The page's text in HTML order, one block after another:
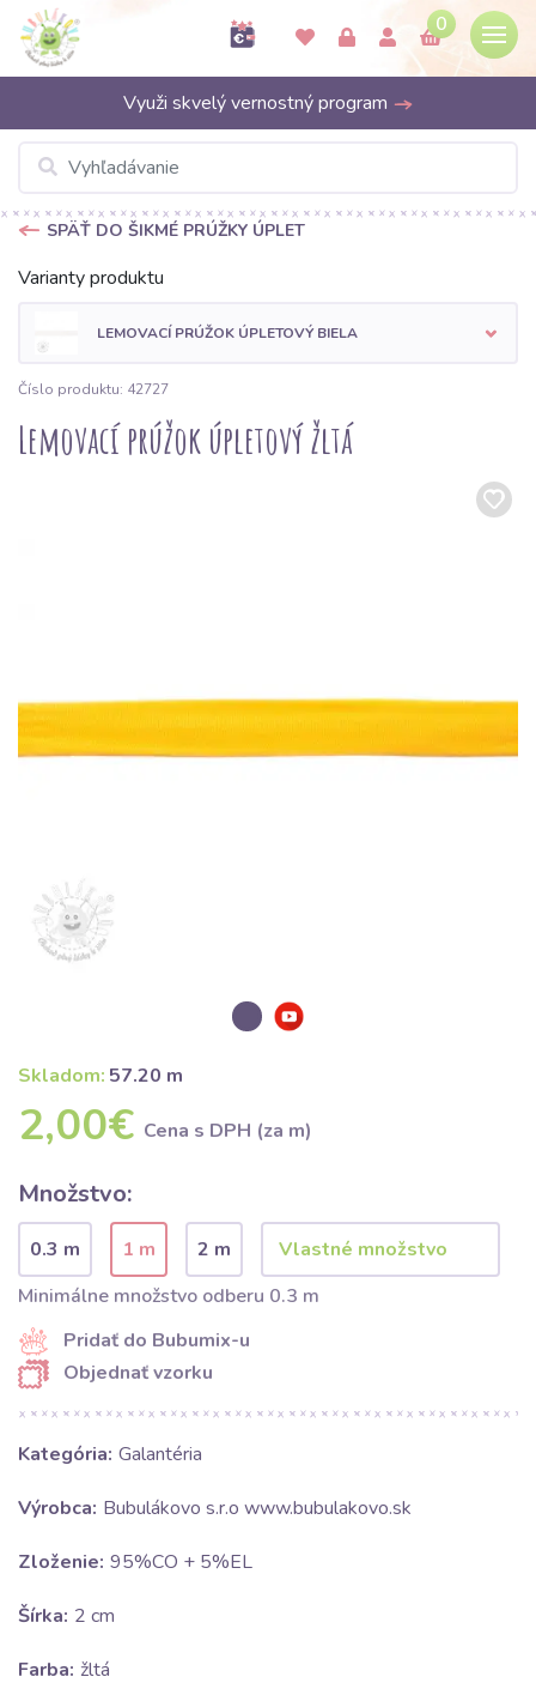
0
Využi skvelý vernostný program
SPÄŤ DO ŠIKMÉ PRÚŽKY ÚPLET
Varianty produktu
LEMOVACÍ PRÚŽOK ÚPLETOVÝ BIELA
Číslo produktu: 42727
Lemovací prúžok úpletový žltá
Skladom: 57.20 m
2,00€ Cena s DPH (za m)
Množstvo:
0.3 m 1 m
2 m
Minimálne množstvo odberu 0.3 m
Pridať do Bubumix-u
Objednať vzorku
Kategória: Galantéria
Výrobca: Bubulákovo s.r.o www.bubulakovo.sk
Zloženie: 95%CO + 5%EL
Šírka: 2 cm
Farba: žltá